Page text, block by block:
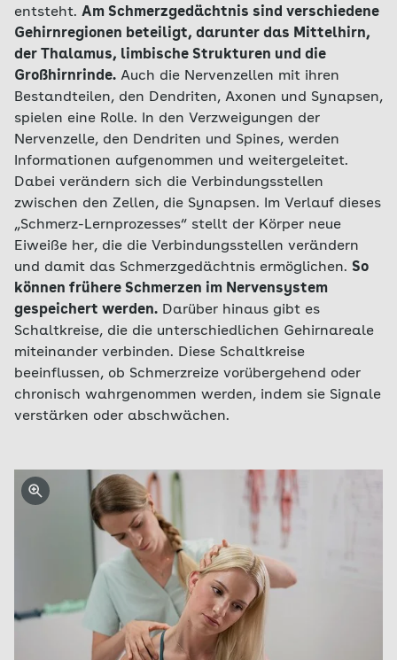
entsteht. Am Schmerzgedächtnis sind verschiedene
Gehirnregionen beteiligt, darunter das Mittelhirn,
der Thalamus, limbische Strukturen und die
Großhirnrinde. Auch die Nervenzellen mit ihren
Bestandteilen, den Dendriten, Axonen und Synapsen,
spielen eine Rolle. In den Verzweigungen der
Nervenzelle, den Dendriten und Spines, werden
Informationen aufgenommen und weitergeleitet.
Dabei verändern sich die Verbindungsstellen
zwischen den Zellen, die Synapsen. Im Verlauf dieses
„Schmerz-Lernprozesses“ stellt der Körper neue
Eiweiße her, die die Verbindungsstellen verändern
und damit das Schmerzgedächtnis ermöglichen. So
können frühere Schmerzen im Nervensystem
gespeichert werden. Darüber hinaus gibt es
Schaltkreise, die die unterschiedlichen Gehirnareale
miteinander verbinden. Diese Schaltkreise
beeinflussen, ob Schmerzreize vorübergehend oder
chronisch wahrgenommen werden, indem sie Signale
verstärken oder abschwächen.